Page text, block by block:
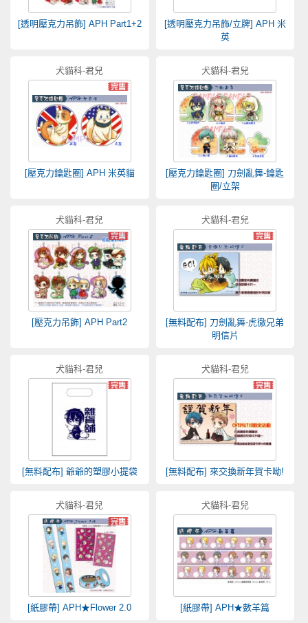
[透明壓克力吊飾] APH Part1+2
[透明壓克力吊飾/立牌] APH 米
英
犬貓科-君兒
[壓克力鑰匙圈] APH 米英貓
犬貓科-君兒
[壓克力鑰匙圈] 刀劍亂舞-鑰匙
圈/立架
犬貓科-君兒
[壓克力吊飾] APH Part2
犬貓科-君兒
[無料配布] 刀劍亂舞-虎徹兄弟
明信片
犬貓科-君兒
[無料配布] 爺爺的塑膠小提袋
犬貓科-君兒
[無料配布] 來交換新年賀卡呦!
犬貓科-君兒
[紙膠帶] APH★Flower 2.0
犬貓科-君兒
[紙膠帶] APH★數羊篇